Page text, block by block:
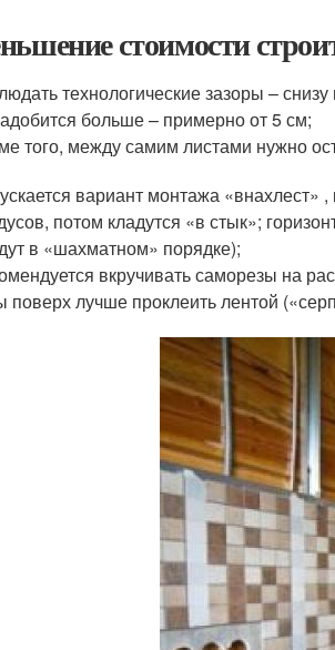
стоимости
технологические зазоры –
больше – примерно от 5 см;
того, между самим листами нужно
вариант монтажа «внахлест»
потом кладутся «в стык»;
в «шахматном» порядке);
вкручивать саморезы на
поверх лучше проклеить лентой